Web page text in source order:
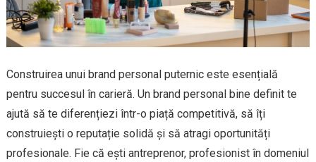
Construirea unui brand personal puternic este esențială
pentru succesul în carieră. Un brand personal bine definit te
ajută să te diferențiezi într-o piață competitivă, să îți
construiești o reputație solidă și să atragi oportunități
profesionale. Fie că ești antreprenor, profesionist în domeniul